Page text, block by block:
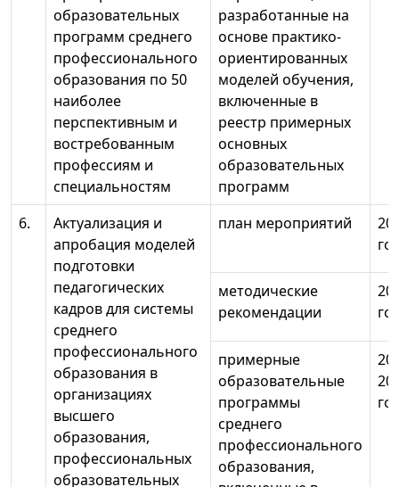
образовательных
программ среднего
профессионального
образования по 50
наиболее
перспективным и
востребованным
профессиям и
специальностям
разработанные на
основе практико-
ориентированных
моделей обучения,
включенные в
реестр примерных
основных
образовательных
программ
6.
Актуализация и
апробация моделей
подготовки
педагогических
кадров для системы
среднего
профессионального
образования в
организациях
высшего
образования,
профессиональных
образовательных
план мероприятий
методические
рекомендации
примерные
образовательные
программы
среднего
профессионального
образования,